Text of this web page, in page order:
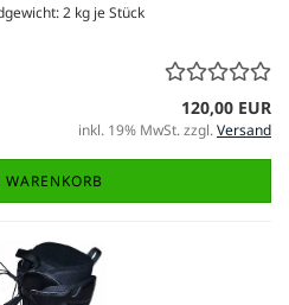
2 kg je Stück
120,00 EUR
inkl. 19% MwSt. zzgl.Versand